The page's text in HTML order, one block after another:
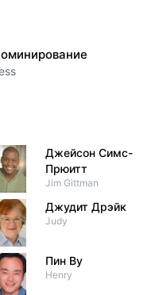
Джейсон Симс-
Прюитт
Jim Gittman
Джудит Дрэйк
Judy
Пин Ву
Henry